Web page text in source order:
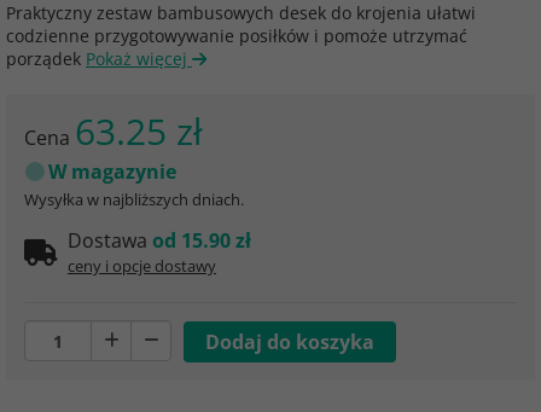
Praktyczny zestaw bambusowych desek do krojenia ułatwi
codzienne przygotowywanie posiłków i pomoże utrzymać
porządek Pokaż więcej
Cena 63.25 zł
W magazynie
Wysyłka w najbliższych dniach.
Dostawa od 15.90 zł
ceny i opcje dostawy